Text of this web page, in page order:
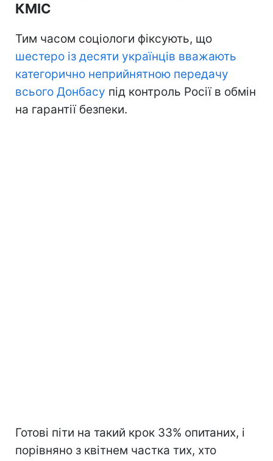
КМІС
Тим часом соціологи фіксують, що
шестеро із десяти українців вважають
категорично неприйнятною передачу
всього Донбасу під контроль Росії в обмін
на гарантії безпеки.
Готові піти на такий крок 33% опитаних, і
порівняно з квітнем частка тих, хто